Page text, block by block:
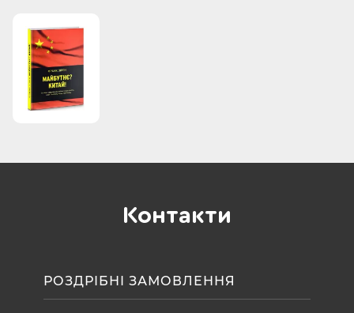
світу. Франк Зірен показує, як Китай кидає прямий виклик
Заходу і що означає для нас ця нова супердержава – як
шанси, так і загрози.
Контакти
РОЗДРІБНІ ЗАМОВЛЕННЯ